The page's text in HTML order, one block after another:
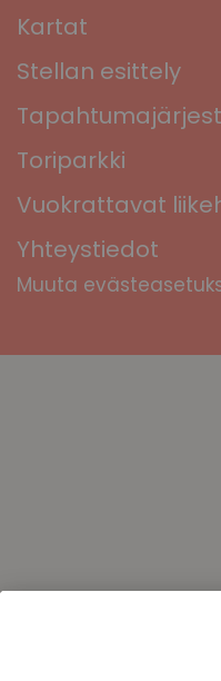
Kartat
Stellan esittely
Toriparkki
Vuokrattavat
Yhteystiedot
Muuta